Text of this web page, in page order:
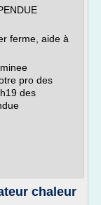
ferme, aide à
pro des
des
chaleur